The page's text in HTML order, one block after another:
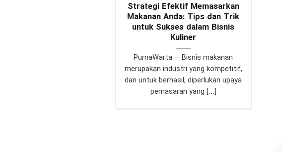
Strategi Efektif Memasarkan
Makanan Anda: Tips dan Trik
untuk Sukses dalam Bisnis
Kuliner
PurnaWarta — Bisnis makanan
merupakan industri yang kompetitif,
dan untuk berhasil, diperlukan upaya
pemasaran yang [...]